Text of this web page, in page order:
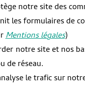
notre site des
les formulaires de
Mentions légales)
notre site et nos
de réseau.
le trafic sur